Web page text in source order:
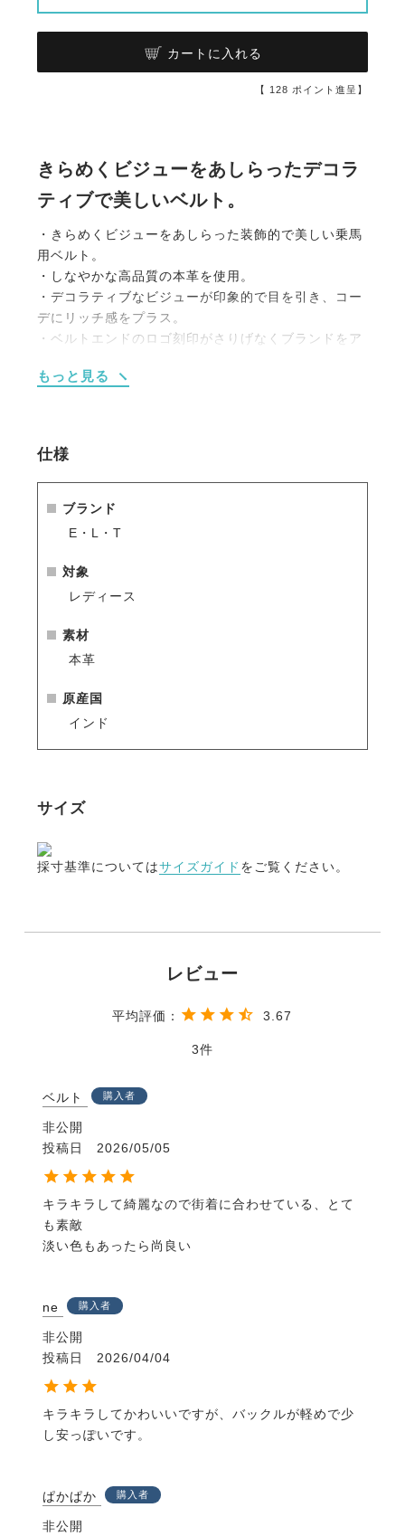
カートに入れる
【 128 ポイント進呈】
きらめくビジューをあしらったデコラ
ティブで美しいベルト。
・きらめくビジューをあしらった装飾的で美しい乗馬
用ベルト。
・しなやかな高品質の本革を使用。
・デコラティブなビジューが印象的で目を引き、コー
デにリッチ感をプラス。
・ベルトエンドのロゴ刻印がさりげなくブランドをア
もっと見る
仕様
ブランド
E・L・T
対象
レディース
素材
本革
原産国
インド
サイズ
採寸基準についてはサイズガイド をご覧ください。
3.67
3
ベルト 購入者
非公開
投稿日
2026/05/05
キラキラして綺麗なので街着に合わせている、とて
も素敵
淡い色もあったら尚良い
ne 購入者
非公開
投稿日
2026/04/04
キラキラしてかわいいですが、バックルが軽めで少
し安っぽいです。
ぱかぱか 購入者
非公開